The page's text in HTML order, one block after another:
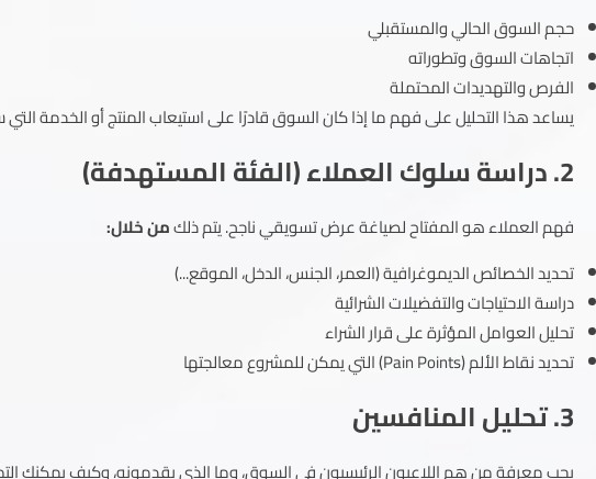
حجم السوق الحالي والمستقبلي
اتجاهات السوق وتطوراته
الفرص والتهديدات المحتملة
يساعد هذا التحليل على فهم ما إذا كان السوق قادرًا على استيعاب المنتج أو الخدمة
2. دراسة سلوك العملاء (الفئة المستهدفة)
فهم العملاء هو المفتاح لصياغة عرض تسويقي ناجح. يتم ذلكمن خلال:
تحديد الخصائص الديموغرافية (العمر، الجنس، الدخل، الموقع...)
دراسة الاحتياجات والتفضيلات الشرائية
تحليل العوامل المؤثرة على قرار الشراء
تحديد نقاط الألم (Pain Points) التي يمكن للمشروع معالجتها
3. تحليل المنافسين
يجب معرفة من هم اللاعبون الرئيسيون في السوق، وما الذي يقدمونه، وكيف يمكنك